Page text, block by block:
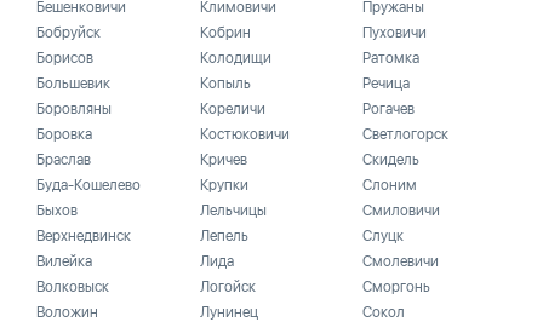
Бешенковичи
Бобруйск
Борисов
Большевик
Боровляны
Боровка
Браслав
Буда-Кошелево
Быхов
Верхнедвинск
Вилейка
Волковыск
Воложин
Климовичи
Кобрин
Колодищи
Копыль
Кореличи
Костюковичи
Кричев
Крупки
Лельчицы
Лепель
Лида
Логойск
Лунинец
Пружаны
Пуховичи
Ратомка
Речица
Рогачев
Светлогорск
Скидель
Слоним
Смиловичи
Слуцк
Смолевичи
Сморгонь
Сокол